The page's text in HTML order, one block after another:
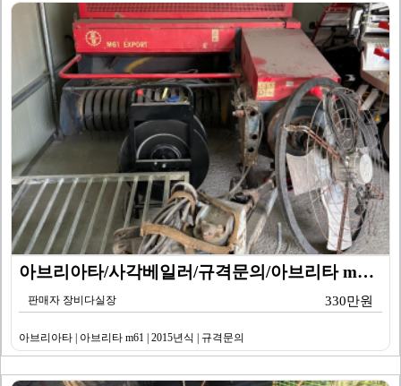
아브리아타/사각베일러/규격문의/아브리타 m61/2015…
판매자 장비다실장 330만원
아브리아타 | 아브리타 m61 | 2015년식 | 규격문의